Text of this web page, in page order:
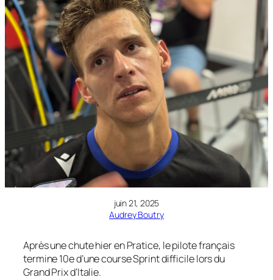
juin 21, 2025
Audrey Boutry
Après une chute hier en Pratice, le pilote français
termine 10e d’une course Sprint difficile lors du
Grand Prix d’Italie.